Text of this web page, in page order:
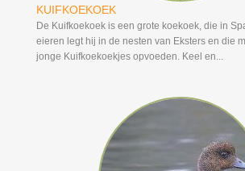
KUIFKOEKOEK
De Kuifkoekoek is een grote koekoek, die in
eieren legt hij in de nesten van Eksters en die
jonge Kuifkoekoekjes opvoeden. Keel en...